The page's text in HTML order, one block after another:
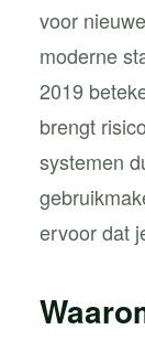
voor
moderne
2019
brengt
systemen
ervoor dat